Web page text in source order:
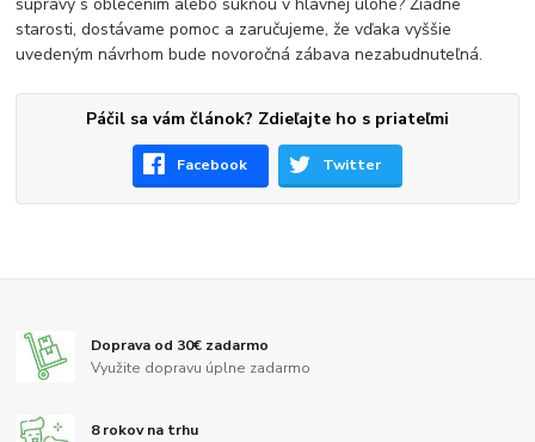
starosti, dostávame pomoc a zaručujeme, že vďaka vyššie
uvedeným návrhom bude novoročná zábava nezabudnuteľná.
Páčil sa vám článok? Zdieľajte ho s priateľmi
Facebook Twitter
Doprava od 30€ zadarmo
Využite dopravu úplne zadarmo
8 rokov na trhu